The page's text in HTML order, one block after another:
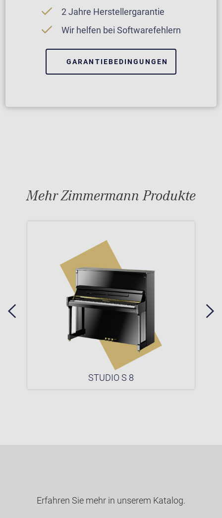
2 Jahre Herstellergarantie
Wir helfen bei Softwarefehlern
GARANTIEBEDINGUNGEN
Mehr Zimmermann Produkte
STUDIO S 8
Erfahren Sie mehr in unserem Katalog.